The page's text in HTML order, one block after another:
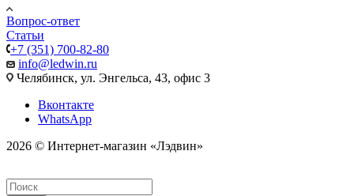
Вопрос-ответ
Статьи
+7 (351) 700-82-80
info@ledwin.ru
Челябинск, ул. Энгельса, 43, офис 3
Вконтакте
WhatsApp
2026 © Интернет-магазин «Лэдвин»